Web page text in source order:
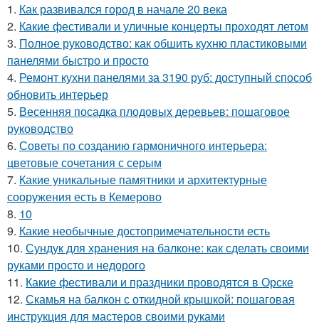
1. Как развивался город в начале 20 века
2. Какие фестивали и уличные концерты проходят летом
3. Полное руководство: как обшить кухню пластиковыми
панелями быстро и просто
4. Ремонт кухни панелями за 3190 руб: доступный способ
обновить интерьер
5. Весенняя посадка плодовых деревьев: пошаговое
руководство
6. Советы по созданию гармоничного интерьера:
цветовые сочетания с серым
7. Какие уникальные памятники и архитектурные
сооружения есть в Кемерово
8. 10
9. Какие необычные достопримечательности есть
10. Сундук для хранения на балконе: как сделать своими
руками просто и недорого
11. Какие фестивали и праздники проводятся в Орске
12. Скамья на балкон с откидной крышкой: пошаговая
инструкция для мастеров своими руками